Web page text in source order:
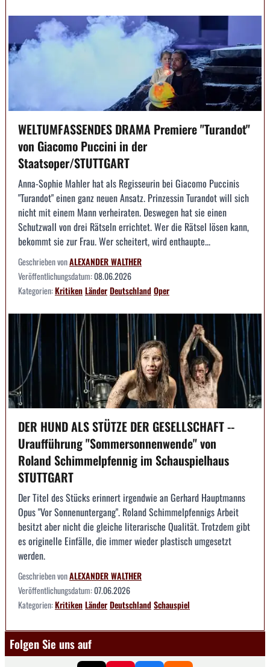
WELTUMFASSENDES DRAMA Premiere "Turandot"
von Giacomo Puccini in der
Staatsoper/STUTTGART
Anna-Sophie Mahler hat als Regisseurin bei Giacomo Puccinis
"Turandot" einen ganz neuen Ansatz. Prinzessin Turandot will sich
nicht mit einem Mann verheiraten. Deswegen hat sie einen
Schutzwall von drei Rätseln errichtet. Wer die Rätsel lösen kann,
bekommt sie zur Frau. Wer scheitert, wird enthaupte...
Geschrieben vonALEXANDER WALTHER
Veröffentlichungsdatum:08.06.2026
Kategorien:KritikenLänderDeutschlandOper
DER HUND ALS STÜTZE DER GESELLSCHAFT --
Uraufführung "Sommersonnenwende" von
Roland Schimmelpfennig im Schauspielhaus
STUTTGART
Der Titel des Stücks erinnert irgendwie an Gerhard Hauptmanns
Opus "Vor Sonnenuntergang". Roland Schimmelpfennigs Arbeit
besitzt aber nicht die gleiche literarische Qualität. Trotzdem gibt
es originelle Einfälle, die immer wieder plastisch umgesetzt
werden.
Geschrieben vonALEXANDER WALTHER
Veröffentlichungsdatum:07.06.2026
Kategorien:KritikenLänderDeutschlandSchauspiel
Folgen Sie uns auf